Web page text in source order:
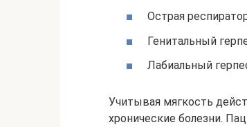
Острая
Генитальный
Лабиальный
Учитывая мягкость
хронические болезни.